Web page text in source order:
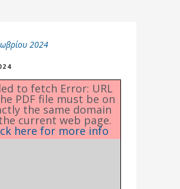
2024
to fetch Error: URL
PDF file must be on
the same domain
current web page.
here for more info